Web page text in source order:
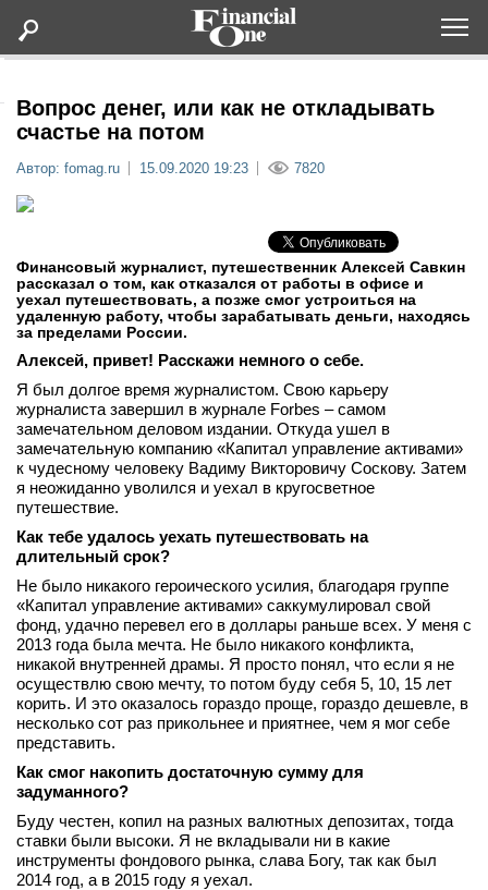
Статьи
Lifestyle
Мероприятия
Новости
Интервью
вконтакте
Стать автором
Вход
Вопрос денег, или как не откладывать
счастье на потом
Автор: fomag.ru 15.09.2020 19:23 7820
Финансовый журналист, путешественник Алексей Савкин
рассказал о том, как отказался от работы в офисе и
уехал путешествовать, а позже смог устроиться на
удаленную работу, чтобы зарабатывать деньги, находясь
за пределами России.
Алексей, привет! Расскажи немного о себе.
Я был долгое время журналистом. Свою карьеру
журналиста завершил в журнале Forbes – самом
замечательном деловом издании. Откуда ушел в
замечательную компанию «Капитал управление активами»
к чудесному человеку Вадиму Викторовичу Соскову. Затем
я неожиданно уволился и уехал в кругосветное
путешествие.
Как тебе удалось уехать путешествовать на
длительный срок?
Не было никакого героического усилия, благодаря группе
«Капитал управление активами» саккумулировал свой
фонд, удачно перевел его в доллары раньше всех. У меня с
2013 года была мечта. Не было никакого конфликта,
никакой внутренней драмы. Я просто понял, что если я не
осуществлю свою мечту, то потом буду себя 5, 10, 15 лет
корить. И это оказалось гораздо проще, гораздо дешевле, в
несколько сот раз прикольнее и приятнее, чем я мог себе
представить.
Как смог накопить достаточную сумму для
задуманного?
Буду честен, копил на разных валютных депозитах, тогда
ставки были высоки. Я не вкладывали ни в какие
инструменты фондового рынка, слава Богу, так как был
2014 год, а в 2015 году я уехал.